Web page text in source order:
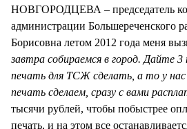
НОВГОРОДЦЕВА – председатель
администрации Большереченского
Борисовна летом 2012 года меня
завтра собираемся в город. Дайте
печать для ТСЖ сделать, а то у
печать сделаем, сразу с вами
тысячи рублей, чтобы побыстрее
печать, и на этом все